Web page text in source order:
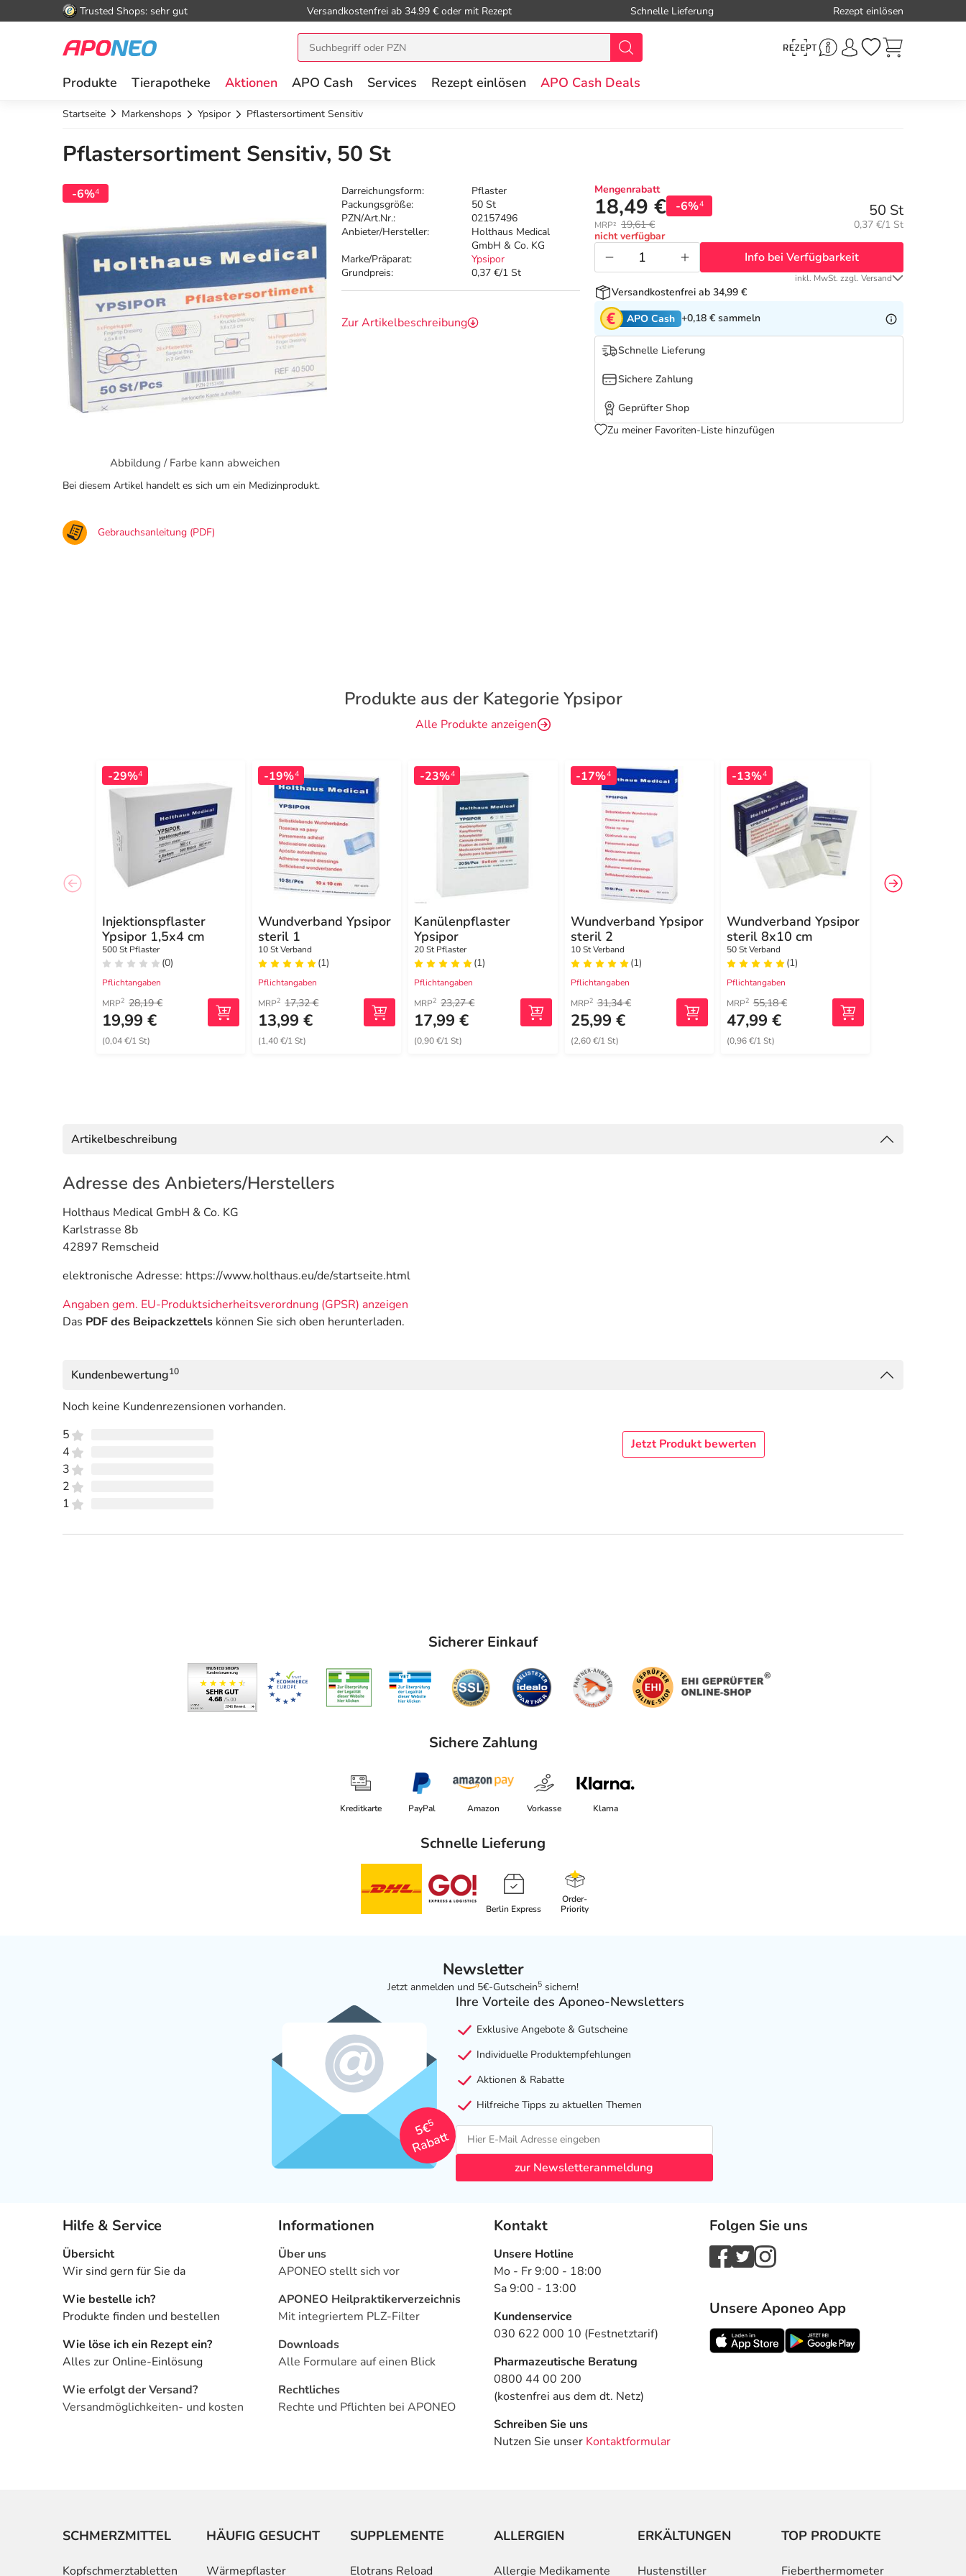
Trusted Shops: sehr gut Versandkostenfrei ab 34.99 € oder mit Rezept Schnelle Lieferung Rezept einlösen
Produkte Tierapotheke Aktionen APO Cash Services Rezept einlösen APO Cash Deals
Startseite Markenshops Ypsipor Pflastersortiment Sensitiv
Pflastersortiment Sensitiv, 50 St
-6%4
Abbildung / Farbe kann abweichen
Darreichungsform:
Pflaster
Packungsgröße:
50 St
PZN/Art.Nr.:
02157496
Anbieter/Hersteller:
Holthaus Medical
GmbH & Co. KG
Marke/Präparat:
Ypsipor
Grundpreis:
0,37 €/1 St
Zur Artikelbeschreibung
Mengenrabatt
18,49 € -6%4
MRP² 19,61 €
50 St
Grundpreis:
0,37 €/1 St
nicht verfügbar
Info bei Verfügbarkeit
inkl. MwSt. zzgl. Versand
Versandkostenfrei ab 34,99 €
APO Cash +0,18 € sammeln
Schnelle Lieferung
Sichere Zahlung
Geprüfter Shop
Zu meiner Favoriten-Liste hinzufügen
Bei diesem Artikel handelt es sich um ein Medizinprodukt.
Gebrauchsanleitung (PDF)
Produkte aus der Kategorie Ypsipor
Alle Produkte anzeigen
-29%4
Injektionspflaster
Ypsipor 1,5x4 cm
500 St Pflaster
(0)
Pflichtangaben
MRP2 28,19 €
19,99 €
(0,04 €/1 St)
-19%4
Wundverband Ypsipor
steril 1
10 St Verband
(1)
Pflichtangaben
MRP2 17,32 €
13,99 €
(1,40 €/1 St)
-23%4
Kanülenpflaster
Ypsipor
20 St Pflaster
(1)
Pflichtangaben
MRP2 23,27 €
17,99 €
(0,90 €/1 St)
-17%4
Wundverband Ypsipor
steril 2
10 St Verband
(1)
Pflichtangaben
MRP2 31,34 €
25,99 €
(2,60 €/1 St)
-13%4
Wundverband Ypsipor
steril 8x10 cm
50 St Verband
(1)
Pflichtangaben
MRP2 55,18 €
47,99 €
(0,96 €/1 St)
Artikelbeschreibung
Adresse des Anbieters/Herstellers
Holthaus Medical GmbH & Co. KG
Karlstrasse 8b
42897 Remscheid
elektronische Adresse: https://www.holthaus.eu/de/startseite.html
Angaben gem. EU-Produktsicherheitsverordnung (GPSR) anzeigen
Das PDF des Beipackzettels können Sie sich oben herunterladen.
Kundenbewertung10
Noch keine Kundenrezensionen vorhanden.
5
4
3
2
1
Jetzt Produkt bewerten
Sicherer Einkauf
Sichere Zahlung
Kreditkarte PayPal Amazon Vorkasse Klarna
Schnelle Lieferung
Berlin Express
Order-
Priority
Newsletter
Jetzt anmelden und 5€-Gutschein5 sichern!
5€
5
Rabatt
Ihre Vorteile des Aponeo-Newsletters
Exklusive Angebote & Gutscheine
Individuelle Produktempfehlungen
Aktionen & Rabatte
Hilfreiche Tipps zu aktuellen Themen
zur Newsletteranmeldung
Hilfe & Service
Übersicht
Wir sind gern für Sie da
Wie bestelle ich?
Produkte finden und bestellen
Wie löse ich ein Rezept ein?
Alles zur Online-Einlösung
Wie erfolgt der Versand?
Versandmöglichkeiten- und kosten
Informationen
Über uns
APONEO stellt sich vor
APONEO Heilpraktikerverzeichnis
Mit integriertem PLZ-Filter
Downloads
Alle Formulare auf einen Blick
Rechtliches
Rechte und Pflichten bei APONEO
Kontakt
Unsere Hotline
Mo - Fr 9:00 - 18:00
Sa 9:00 - 13:00
Kundenservice
030 622 000 10 (Festnetztarif)
Pharmazeutische Beratung
0800 44 00 200
(kostenfrei aus dem dt. Netz)
Schreiben Sie uns
Nutzen Sie unser Kontaktformular
Folgen Sie uns
Unsere Aponeo App
SCHMERZMITTEL
Kopfschmerztabletten
HÄUFIG GESUCHT
Wärmepflaster
SUPPLEMENTE
Elotrans Reload
ALLERGIEN
Allergie Medikamente
ERKÄLTUNGEN
Hustenstiller
TOP PRODUKTE
Fieberthermometer